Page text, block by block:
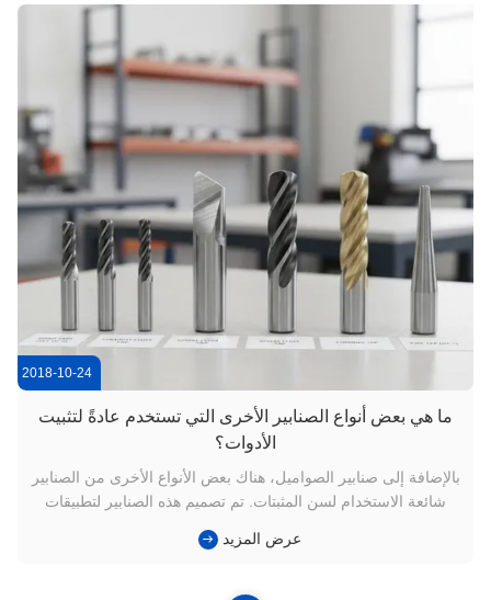
2018-10-24
ما هي بعض أنواع الصنابير الأخرى التي تستخدم عادةً لتثبيت
الأدوات؟
بالإضافة إلى صنابير الصواميل، هناك بعض الأنواع الأخرى من الصنابير
شائعة الاستخدام لسن المثبتات. تم تصميم هذه الصنابير لتطبيقات
القاع، والمعروفة أيضًا باسم صنابير السدادة، لها طول شطب أقصر
عرض المزيد